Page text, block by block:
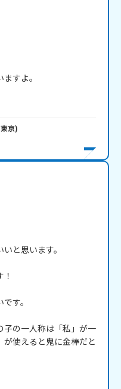
すよ。
東京)
と思います。
す。
子の一人称は「私」が一
使えると鬼に金棒だと